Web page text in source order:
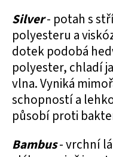
Silver- potah s
polyesteru a
dotek podobá
polyester, chladí
vlna. Vyniká
schopností a
působí proti
Bambus- vrchní